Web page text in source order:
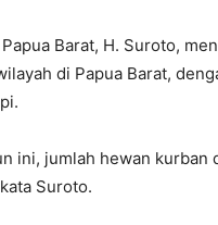
Papua Barat, H. Suroto,
di Papua Barat,
ini, jumlah hewan
Suroto.